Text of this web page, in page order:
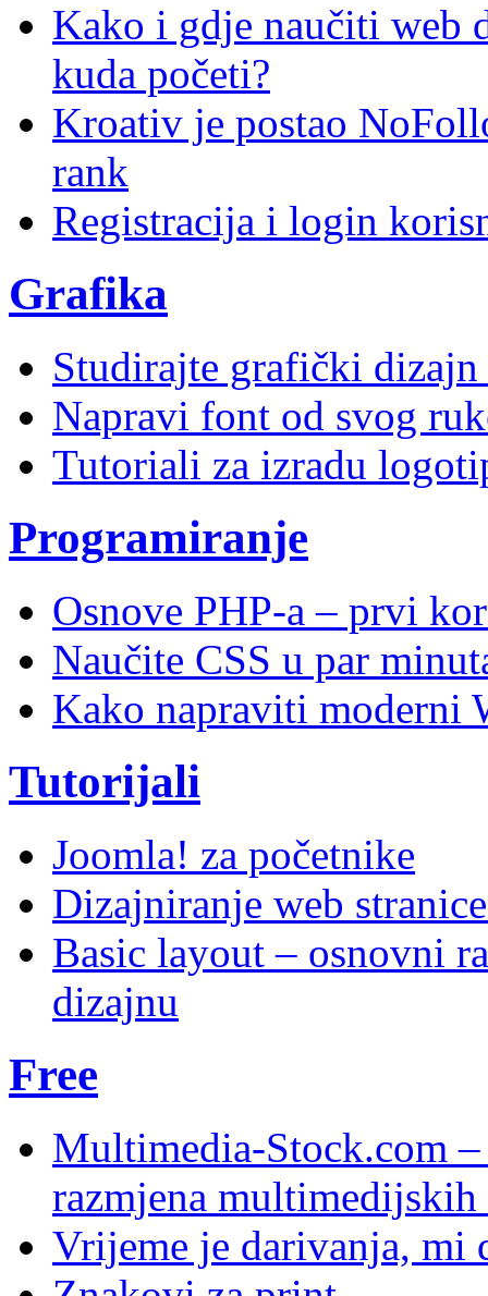
Kako i gdje naučiti web
kuda početi?
Kroativ je postao
rank
Registracija i login
Grafika
Studirajte grafički dizajn
Napravi font od svog
Tutoriali za izradu
Programiranje
Osnove PHP-a – prvi
Naučite CSS u par
Kako napraviti moderni
Tutorijali
Joomla! za početnike
Dizajniranje web
Basic layout – osnovni
dizajnu
Free
Multimedia-Stock.com –
razmjena multimedijskih
Vrijeme je darivanja, mi